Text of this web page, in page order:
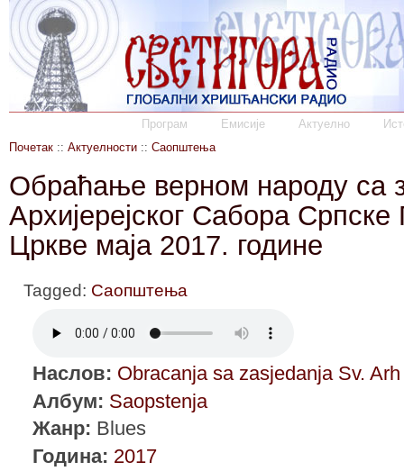
Програм Емисије Актуелно
Почетак :: Актуелности :: Саопштења
Обраћање верном народу са
Архијерејског Сабора
Цркве маја 2017. године
Tagged: Саопштења
Наслов: Obracanja sa zasjedanja Sv.
Албум: Saopstenja
Жанр: Blues
Година: 2017